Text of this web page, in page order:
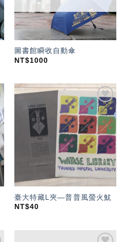
圖書館瞬收自動傘
NT$1000
加入
「願
望輕
單」
臺大特藏L夾—普普風螢火魷
NT$40